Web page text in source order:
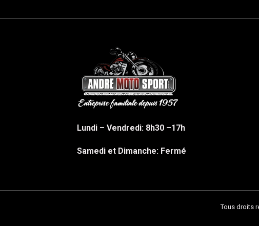
Lundi – Vendredi: 8h30 –17h
Samedi et Dimanche: Fermé
Tous droits